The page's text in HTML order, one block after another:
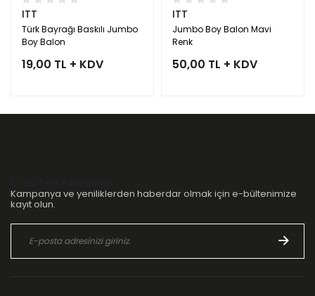
ITT
Türk Bayrağı Baskılı Jumbo
Boy Balon
19,00 TL + KDV
ITT
Jumbo Boy Balon Mavi
Renk
50,00 TL + KDV
Kampanya ve yeniliklerden haberdar olmak için e-bültenimize
kayıt olun.